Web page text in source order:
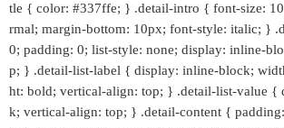
tle { color: #337ffe; } .detail-intro { font-size:
rmal; margin-bottom: 10px; font-style: italic; }
0; padding: 0; list-style: none; display: inline-
p; } .detail-list-label { display: inline-block;
ht: bold; vertical-align: top; } .detail-list-value {
k; vertical-align: top; } .detail-content {